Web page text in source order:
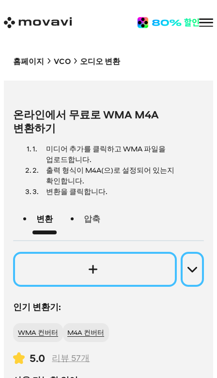
홈페이지 VCO 오디오 변환
온라인에서 무료로 WMA M4A
변환하기
미디어 추가를 클릭하고 WMA 파일을
업로드합니다.
출력 형식이 M4A(으)로 설정되어 있는지
확인합니다.
변환을 클릭합니다.
변환 압축
인기 변환기:
WMA 컨버터 M4A 컨버터
5.0 리뷰 57개